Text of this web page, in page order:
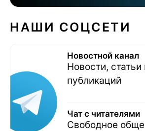
НАШИ СОЦСЕТИ
Новостной канал
Новости,
публикаций
Чат с читателями
Свободное